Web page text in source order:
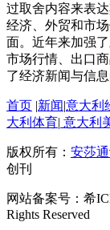
过取舍内容来表
经济、外贸和市
面。近年来加强
市场行情、出口
了经济新闻与信息
首页 |新闻|意大利
大利体育| 意大利
版权所有： 安莎
创刊
网站备案号：希
Rights Reserved